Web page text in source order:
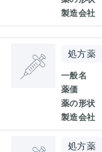
製造会社
処方薬
一般名
薬価
薬の形状
製造会社
処方薬